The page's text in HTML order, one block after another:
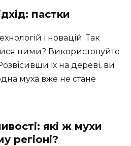
пастки
і новацій. Так
ними? Використовуйте
їх на дереві, ви
муха вже не стане
які ж мухи
регіоні?